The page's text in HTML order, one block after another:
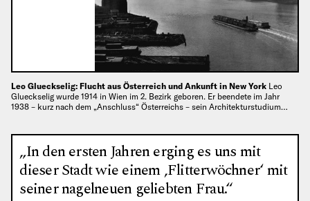
Leo Glueckselig: Flucht aus Österreich und Ankunft in New York Leo
Glueckselig wurde 1914 in Wien im 2. Bezirk geboren. Er beendete im Jahr
1938 – kurz nach dem „Anschluss“ Österreichs – sein Architekturstudium…
„In den ersten Jahren erging es uns mit
dieser Stadt wie einem ‚Flitterwöchner‘ mit
seiner nagelneuen geliebten Frau.“